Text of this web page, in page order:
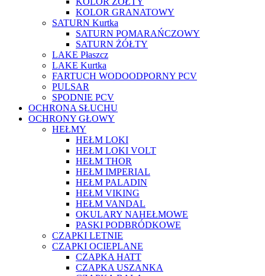
KOLOR GRANATOWY
SATURN Kurtka
SATURN POMARAŃCZOWY
SATURN ŻÓŁTY
LAKE Płaszcz
LAKE Kurtka
FARTUCH WODOODPORNY PCV
PULSAR
SPODNIE PCV
OCHRONA SŁUCHU
OCHRONY GŁOWY
HEŁMY
HEŁM LOKI
HEŁM LOKI VOLT
HEŁM THOR
HEŁM IMPERIAL
HEŁM PALADIN
HEŁM VIKING
HEŁM VANDAL
OKULARY NAHEŁMOWE
PASKI PODBRÓDKOWE
CZAPKI LETNIE
CZAPKI OCIEPLANE
CZAPKA HATT
CZAPKA USZANKA